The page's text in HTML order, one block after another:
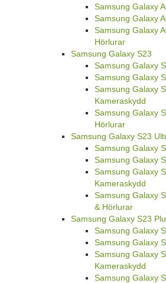
Samsung Galaxy
Samsung Galaxy
Samsung Galaxy
Hörlurar
Samsung Galaxy S23
Samsung Galaxy
Samsung Galaxy
Samsung Galaxy
Kameraskydd
Samsung Galaxy
Hörlurar
Samsung Galaxy S23
Samsung Galaxy
Samsung Galaxy
Samsung Galaxy
Kameraskydd
Samsung Galaxy
& Hörlurar
Samsung Galaxy S23
Samsung Galaxy
Samsung Galaxy
Samsung Galaxy
Kameraskydd
Samsung Galaxy